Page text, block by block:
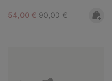
Sale price:
54,00 € Regular price:
90,00 €